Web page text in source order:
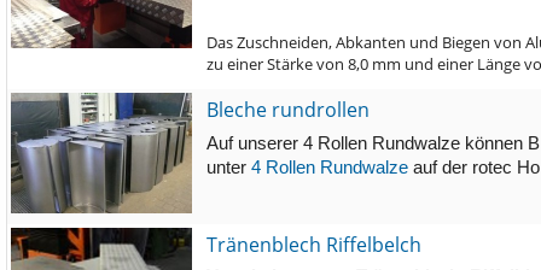
Das Zuschneiden, Abkanten und Biegen
zu einer Stärke von 8,0 mm und einer Länge
Bleche rundrollen
Auf unserer 4 Rollen Rundwalze können
unter 4 Rollen Rundwalze auf der rotec
Tränenblech Riffelbelch